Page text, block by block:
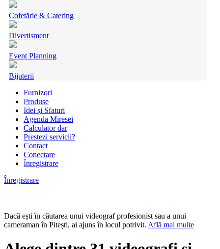
Cofetărie & Catering
Divertisment
Event Planning
Bijuterii
Furnizori
Produse
Idei și Sfaturi
Agenda Miresei
Calculator dar
Prestezi servicii?
Contact
Conectare
Înregistrare
Înregistrare
Dacă ești în căutarea unui videograf profesionist sau a unui
cameraman în Pitești, ai ajuns în locul potrivit. Află mai multe